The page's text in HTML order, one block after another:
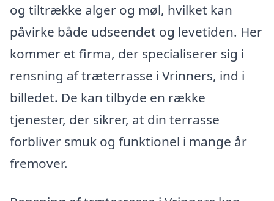
og tiltrække alger og møl, hvilket kan
påvirke både udseendet og levetiden. Her
kommer et firma, der specialiserer sig i
rensning af træterrasse i Vrinners, ind i
billedet. De kan tilbyde en række
tjenester, der sikrer, at din terrasse
forbliver smuk og funktionel i mange år
fremover.